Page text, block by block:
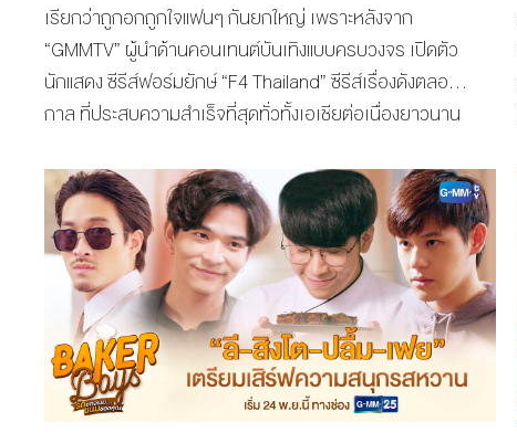
เรียกว่าถูกอกถูกใจแฟนๆ กันยกใหญ่ เพราะหลังจาก
“GMMTV” ผู้นำด้านคอนเทนต์บันเทิงแบบครบวงจร เปิดตัว
นักแสดง ซีรีส์ฟอร์มยักษ์ “F4 Thailand” ซีรีส์เรื่องดังตลอด
กาล ที่ประสบความสำเร็จที่สุดทั่วทั้งเอเชียต่อเนื่องยาวนาน
เฉพาะการเปิดโผทีมนักแสดงนำสุดฮอต “ไบร์ท-วชิรวิชญ์ ชีว
อารี, วิน-เมธวิน โอภาสเอี่ยมขจร, นานิ-หิรัญกฤษฎิ์ ช่างคำ,
ดิว-จิรวรรตน์ สุทธิวณิชศักดิ์” ที่จะมารับบทเป็น F4
Thailand และนางเอกน้องใหม่ “ตู-ต้นตะวัน ตันติเวชกุล”
สร้างความฮือฮาไปแบบสุดๆ โดยผ่านฝีมือการกำกับของ
“โอ-ปัฏฐา ทองปาน” ผู้กำกับฯ มือดี จาก บริษัท ภาพดีทวีสุข
จำกัด ซึ่งฝากผลงานไว้มากมาย การันตีคุณภาพเต็มร้อย
อย่างแน่นอน โดยทาง สถาพร พานิชรักษาพงศ์ ประธานเจ้า